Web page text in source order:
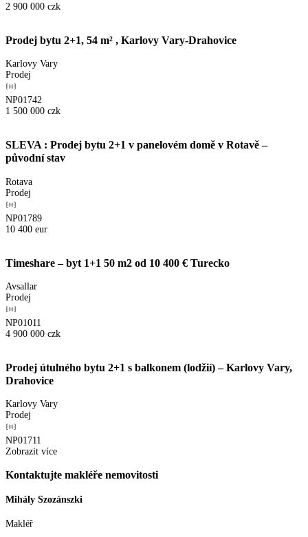
2 900 000 czk
Prodej bytu 2+1, 54 m² , Karlovy Vary-Drahovice
Karlovy Vary
Prodej
NP01742
1 500 000 czk
SLEVA : Prodej bytu 2+1 v panelovém domě v Rotavě –
původní stav
Rotava
Prodej
NP01789
10 400 eur
Timeshare – byt 1+1 50 m2 od 10 400 € Turecko
Avsallar
Prodej
NP01011
4 900 000 czk
Prodej útulného bytu 2+1 s balkonem (lodžií) – Karlovy Vary,
Drahovice
Karlovy Vary
Prodej
NP01711
Zobrazit více
Kontaktujte makléře nemovitosti
Mihály Szozánszki
Makléř